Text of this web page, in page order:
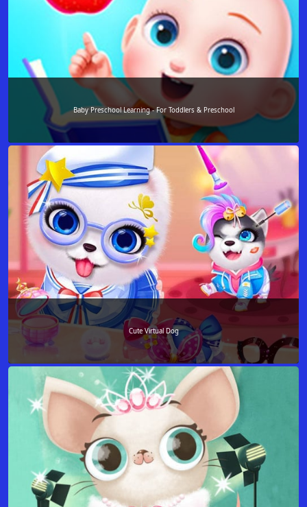
Baby Preschool Learning - For Toddlers & Preschool
Cute Virtual Dog